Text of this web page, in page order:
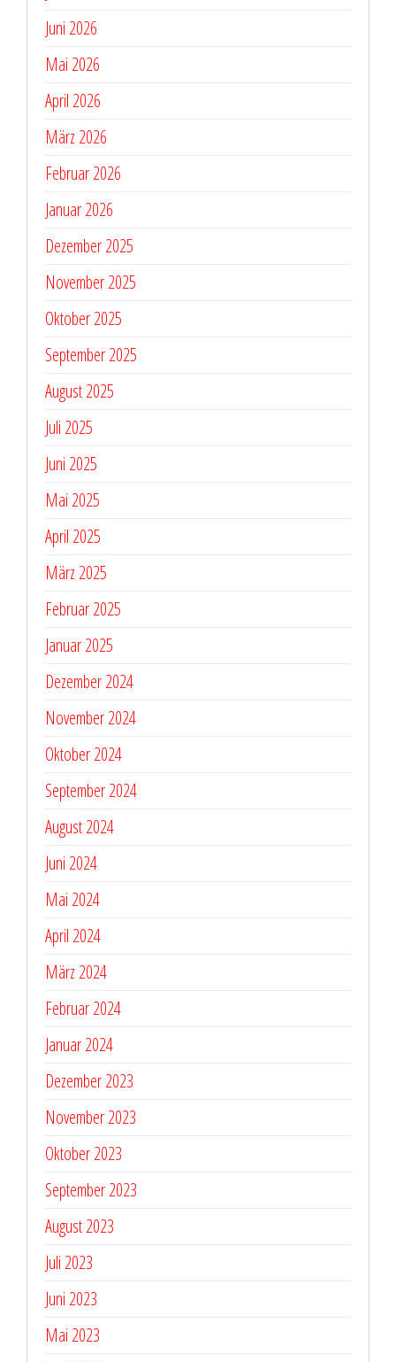
Juni 2026
Mai 2026
April 2026
März 2026
Februar 2026
Januar 2026
Dezember 2025
November 2025
Oktober 2025
September 2025
August 2025
Juli 2025
Juni 2025
Mai 2025
April 2025
März 2025
Februar 2025
Januar 2025
Dezember 2024
November 2024
Oktober 2024
September 2024
August 2024
Juni 2024
Mai 2024
April 2024
März 2024
Februar 2024
Januar 2024
Dezember 2023
November 2023
Oktober 2023
September 2023
August 2023
Juli 2023
Juni 2023
Mai 2023